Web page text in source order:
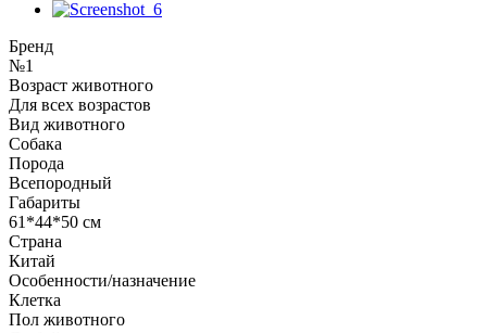
Бренд
№1
Возраст животного
Для всех возрастов
Вид животного
Собака
Порода
Всепородный
Габариты
61*44*50 см
Страна
Китай
Особенности/назначение
Клетка
Пол животного